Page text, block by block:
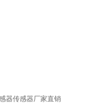
器传感器厂家直销